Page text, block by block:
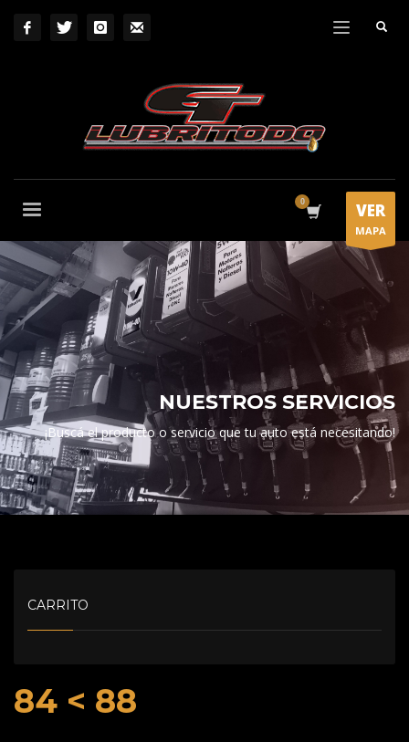
VER
MAPA
NUESTROS SERVICIOS
¡Buscá el producto o servicio que tu auto está necesitando!
84 < 88
CARRITO